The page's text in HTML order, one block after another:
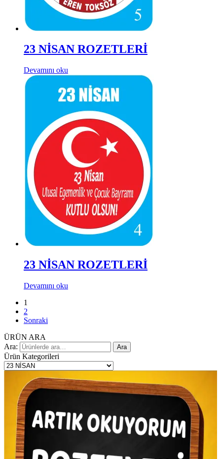
23 NİSAN ROZETLERİ
Devamını oku
23 NİSAN ROZETLERİ
Devamını oku
1
2
Sonraki
ÜRÜN ARA
Ara:
Ara
Ürün Kategorileri